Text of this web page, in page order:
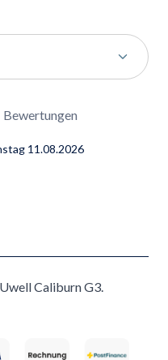
Bewertungen
11.08.2026
Caliburn G3.